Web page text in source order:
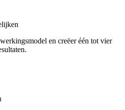
en creëer één tot vier